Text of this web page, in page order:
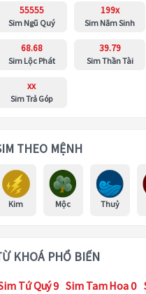
55555
Sim Ngũ Quý
199x
Sim Năm Sinh
68.68
Sim Lộc Phát
39.79
Sim Thần Tài
xx
Sim Trả Góp
THEO MỆNH
Kim Mộc Thuỷ
KHOÁ PHỔ BIẾN
Tứ Quý 9 Sim Tam Hoa 0